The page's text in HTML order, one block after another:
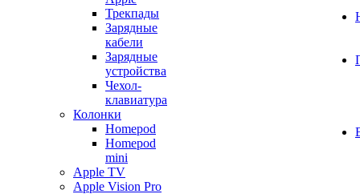
Трекпады
Зарядные
кабели
Зарядные
устройства
Чехол-
клавиатура
Колонки
Homepod
Homepod
mini
Apple TV
Apple Vision Pro